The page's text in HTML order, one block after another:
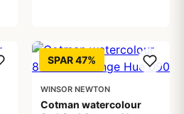
SPAR 47%
WINSOR NEWTON
Cotman watercolour